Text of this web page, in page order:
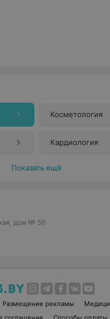
Косметология
Кардиология
Показать ещё
дом № 50
Размещение рекламы